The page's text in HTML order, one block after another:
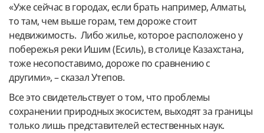
«Уже сейчас в городах, если брать например, Алматы,
то там, чем выше горам, тем дороже стоит
недвижимость. Либо жилье, которое расположено у
побережья реки Ишим (Есиль), в столице Казахстана,
тоже несопоставимо, дороже по сравнению с
другими», – сказал Утепов.
Все это свидетельствует о том, что проблемы
сохранении природных экосистем, выходят за границы
только лишь представителей естественных наук.